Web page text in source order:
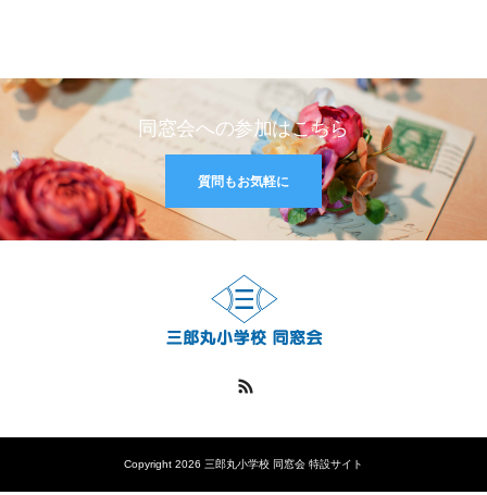
同窓会への参加はこちら
質問もお気軽に
Copyright 2026 三郎丸小学校 同窓会 特設サイト